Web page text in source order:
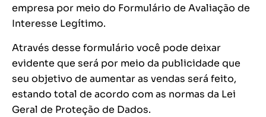
empresa por meio do Formulário de Avaliação de
Interesse Legítimo.
Através desse formulário você pode deixar
evidente que será por meio da publicidade que
seu objetivo de aumentar as vendas será feito,
estando total de acordo com as normas da Lei
Geral de Proteção de Dados.